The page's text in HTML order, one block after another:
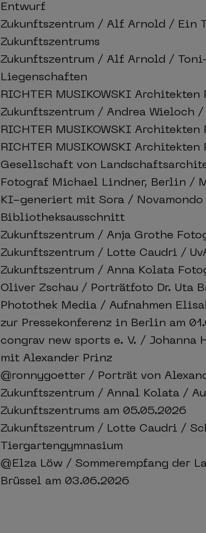
Entwurf
Zukunftszentrum / Alf Arnold / Ein
Zukunftszentrums
Zukunftszentrum / Alf Arnold /
Liegenschaften
RICHTER MUSIKOWSKI
Zukunftszentrum / Andrea Wieloch /
RICHTER MUSIKOWSKI
RICHTER MUSIKOWSKI
Gesellschaft von
Fotograf Michael Lindner, Berlin /
KI-generiert mit Sora / Novamondo
Bibliotheksausschnitt
Zukunftszentrum / Anja Grothe
Zukunftszentrum / Lotte Caudri /
Zukunftszentrum / Anna Kolata
Oliver Zschau / Porträtfoto Dr. Uta
Photothek Media / Aufnahmen
zur Pressekonferenz in Berlin am
congrav new sports e. V. /
mit Alexander Prinz
@ronnygoetter / Porträt von
Zukunftszentrum / Annal Kolata /
Zukunftszentrums am 05.05.2026
Zukunftszentrum / Lotte Caudri /
Tiergartengymnasium
@Elza Löw / Sommerempfang der
Brüssel am 03.06.2026